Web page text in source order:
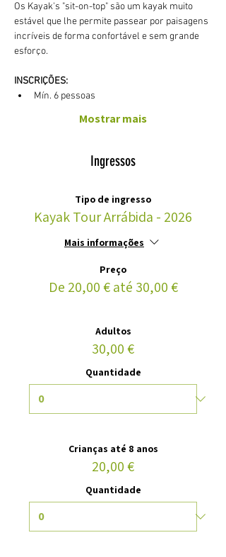
Os Kayak's "sit-on-top" são um kayak muito
estável que lhe permite passear por paisagens
incríveis de forma confortável e sem grande
esforço.
INSCRIÇÕES:
Mín. 6 pessoas
Mostrar mais
Ingressos
Tipo de ingresso
Kayak Tour Arrábida - 2026
Mais informações
Preço
De 20,00 € até 30,00 €
Adultos
30,00 €
Quantidade
Crianças até 8 anos
20,00 €
Quantidade